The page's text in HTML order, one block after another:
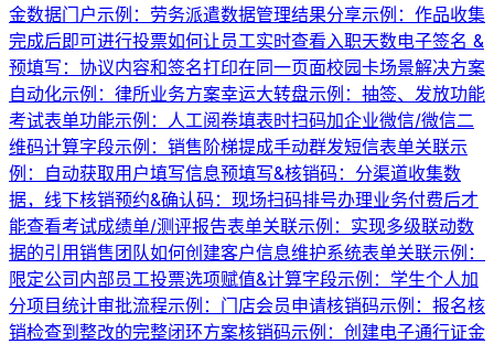
金数据门户示例：劳务派遣数据管理结果分享示例：作品收集
完成后即可进行投票如何让员工实时查看入职天数电子签名 &
预填写：协议内容和签名打印在同一页面校园卡场景解决方案
自动化示例：律所业务方案幸运大转盘示例：抽签、发放功能
考试表单功能示例：人工阅卷填表时扫码加企业微信/微信二
维码计算字段示例：销售阶梯提成手动群发短信表单关联示
例：自动获取用户填写信息预填写&核销码：分渠道收集数
据，线下核销预约&确认码：现场扫码排号办理业务付费后才
能查看考试成绩单/测评报告表单关联示例：实现多级联动数
据的引用销售团队如何创建客户信息维护系统表单关联示例：
限定公司内部员工投票选项赋值&计算字段示例：学生个人加
分项目统计审批流程示例：门店会员申请核销码示例：报名核
销检查到整改的完整闭环方案核销码示例：创建电子通行证金